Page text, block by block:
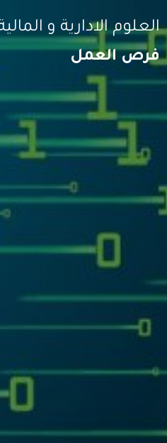
العلوم الادارية و المالية
فرص العمل